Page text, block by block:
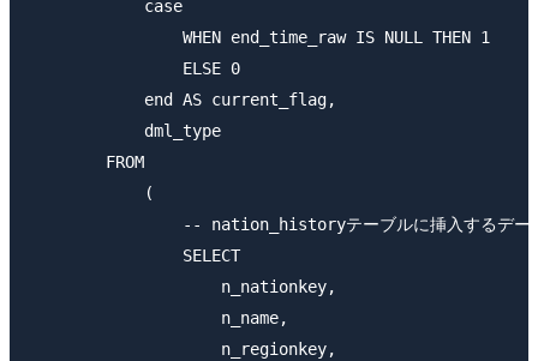
            case
                WHEN end_time_raw IS NULL THEN 1
                ELSE 0
            end AS current_flag,
            dml_type
        FROM
            (
-- nation_historyテーブルに挿入するデー
                SELECT
                    n_nationkey,
                    n_name,
                    n_regionkey,